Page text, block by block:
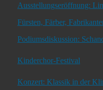
Ausstellungseröffnung:
Fürsten, Färber,
Podiumsdiskussion:
Kinderchor-Festival
Konzert: Klassik in der